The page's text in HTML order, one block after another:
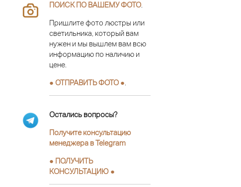
ПОИСК ПО ВАШЕМУ ФОТО
Пришлите фото люстры или
светильника, который вам
нужен и мы вышлем вам всю
информацию по наличию и
цене.
● ОТПРАВИТЬ ФОТО ●
Остались вопросы?
Получите консультацию
менеджера в Telegram
● ПОЛУЧИТЬ
КОНСУЛЬТАЦИЮ ●